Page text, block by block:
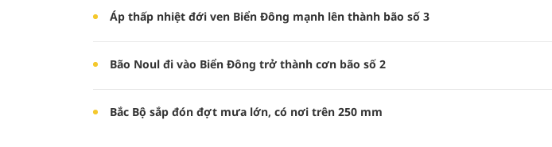
Áp thấp nhiệt đới ven Biển Đông mạnh lên thành bão số 3
Bão Noul đi vào Biển Đông trở thành cơn bão số 2
Bắc Bộ sắp đón đợt mưa lớn, có nơi trên 250 mm